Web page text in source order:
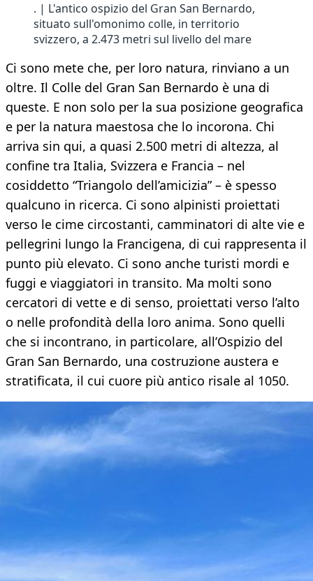
. | L'antico ospizio del Gran San Bernardo,
situato sull'omonimo colle, in territorio
svizzero, a 2.473 metri sul livello del mare
Ci sono mete che, per loro natura, rinviano a un
oltre. Il Colle del Gran San Bernardo è una di
queste. E non solo per la sua posizione geografica
e per la natura maestosa che lo incorona. Chi
arriva sin qui, a quasi 2.500 metri di altezza, al
confine tra Italia, Svizzera e Francia – nel
cosiddetto “Triangolo dell’amicizia” – è spesso
qualcuno in ricerca. Ci sono alpinisti proiettati
verso le cime circostanti, camminatori di alte vie e
pellegrini lungo la Francigena, di cui rappresenta il
punto più elevato. Ci sono anche turisti mordi e
fuggi e viaggiatori in transito. Ma molti sono
cercatori di vette e di senso, proiettati verso l’alto
o nelle profondità della loro anima. Sono quelli
che si incontrano, in particolare, all’Ospizio del
Gran San Bernardo, una costruzione austera e
stratificata, il cui cuore più antico risale al 1050.